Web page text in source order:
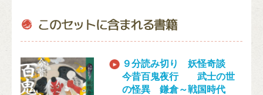
９分読み切り 妖怪奇談
今昔百鬼夜行 武士の世
の怪異 鎌倉～戦国時代